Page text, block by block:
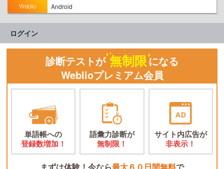
Android
ログイン
診断テストが 無制限になる
Weblioプレミアム会員
単語帳への
登録数増加！
語彙力診断が
無制限！
サイト内広告が
非表示！